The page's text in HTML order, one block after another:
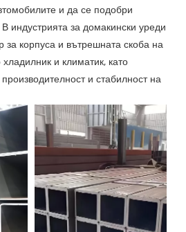
и да се подобри
индустрията за домакински уреди
за корпуса и вътрешната скоба на
и климатик, като
и стабилност на